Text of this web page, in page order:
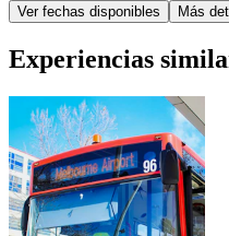
Ver fechas disponibles Más
Experiencias